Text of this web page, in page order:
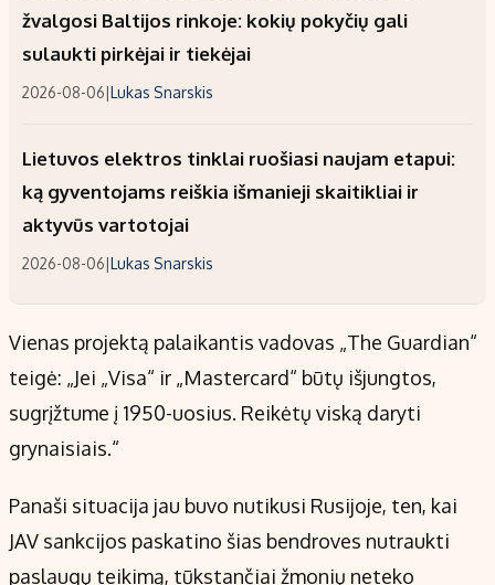
žvalgosi Baltijos rinkoje: kokių pokyčių gali
sulaukti pirkėjai ir tiekėjai
2026-08-06|Lukas Snarskis
Lietuvos elektros tinklai ruošiasi naujam etapui:
ką gyventojams reiškia išmanieji skaitikliai ir
aktyvūs vartotojai
2026-08-06|Lukas Snarskis
Vienas projektą palaikantis vadovas „The Guardian“
teigė: „Jei „Visa“ ir „Mastercard“ būtų išjungtos,
sugrįžtume į 1950-uosius. Reikėtų viską daryti
grynaisiais.“
Panaši situacija jau buvo nutikusi Rusijoje, ten, kai
JAV sankcijos paskatino šias bendroves nutraukti
paslaugų teikimą, tūkstančiai žmonių neteko